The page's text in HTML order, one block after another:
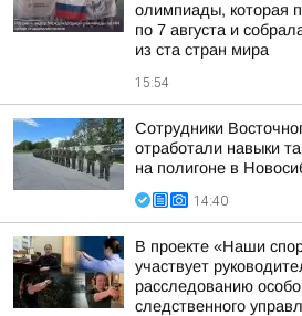
олимпиады, которая
по 7 августа и
из ста стран мира
15:54
Сотрудники
отработали навыки
на полигоне в
14:40
В проекте «Наши
участвует
расследованию
следственного